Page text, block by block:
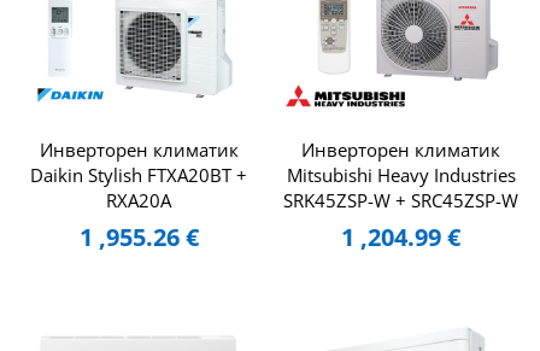
Инверторен климатик
Daikin Stylish FTXA20BT +
RXA20A
1 ,955.26€
Инверторен климатик
Mitsubishi Heavy Industries
SRK45ZSP-W + SRC45ZSP-W
1 ,204.99€